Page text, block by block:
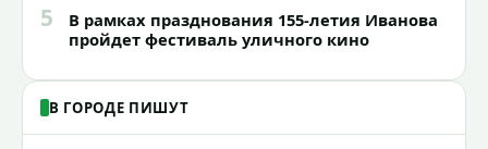
5
В рамках празднования 155-летия Иванова
пройдет фестиваль уличного кино
В ГОРОДЕ ПИШУТ